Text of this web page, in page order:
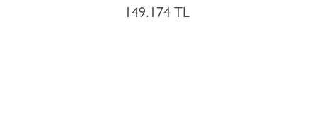
149.174 TL